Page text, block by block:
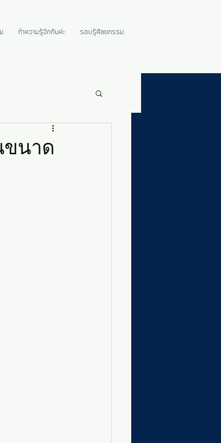
ทำความรู้จักกันค่ะ รอบรู้ศัลยกรรม
ขนาด